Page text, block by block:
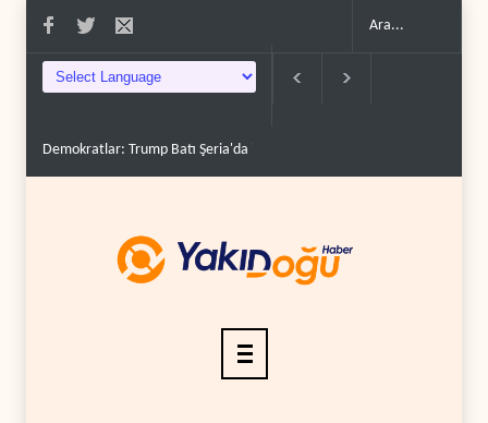
Demokratlar: Trump Batı Şeria'da işgalci yerleşimcilere ..